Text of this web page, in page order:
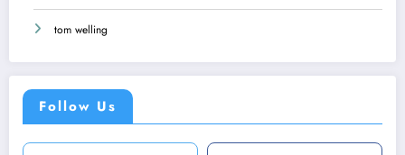
tom welling
Follow Us